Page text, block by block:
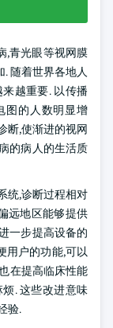
,青光眼等视网膜
随着世界各地人
越重要. 以传播
图的人数明显增
断,使渐进的视网
的病人的生活质
统,诊断过程相对
远地区能够提供
一步提高设备的
用户的功能,可以
在提高临床性能
. 这些改进意味
验.